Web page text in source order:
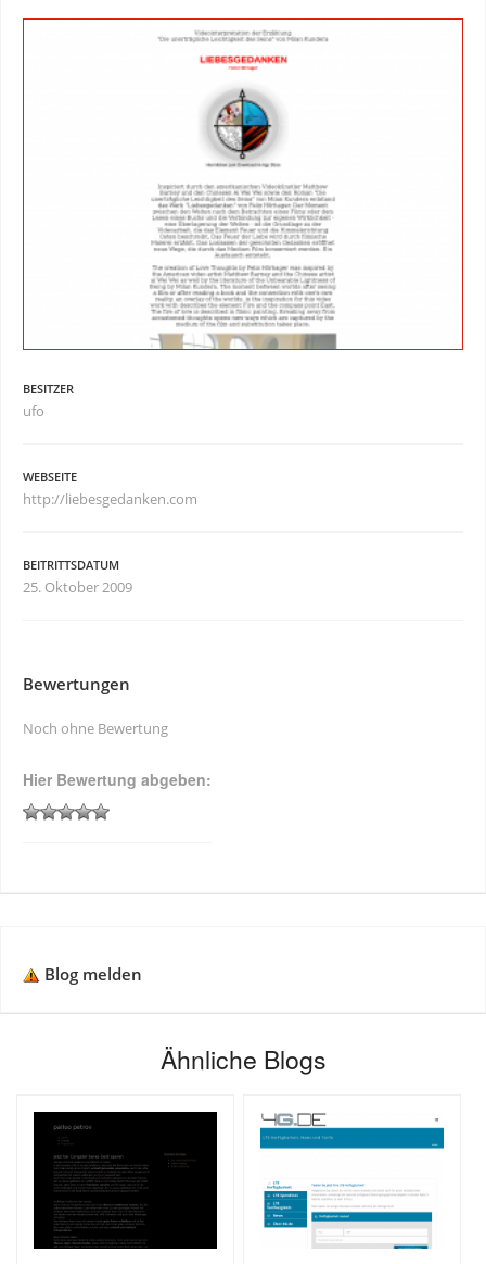
BESITZER
ufo
WEBSEITE
http://liebesgedanken.com
BEITRITTSDATUM
25. Oktober 2009
Bewertungen
Noch ohne Bewertung
Hier Bewertung abgeben:
Blog melden
Ähnliche Blogs